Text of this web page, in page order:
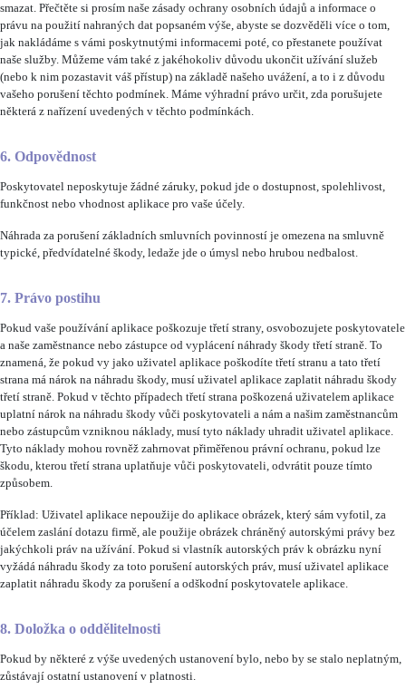
smazat. Přečtěte si prosím naše zásady ochrany osobních údajů a informace o
právu na použití nahraných dat popsaném výše, abyste se dozvěděli více o tom,
jak nakládáme s vámi poskytnutými informacemi poté, co přestanete používat
naše služby. Můžeme vám také z jakéhokoliv důvodu ukončit užívání služeb
(nebo k nim pozastavit váš přístup) na základě našeho uvážení, a to i z důvodu
vašeho porušení těchto podmínek. Máme výhradní právo určit, zda porušujete
některá z nařízení uvedených v těchto podmínkách.
6. Odpovědnost
Poskytovatel neposkytuje žádné záruky, pokud jde o dostupnost, spolehlivost,
funkčnost nebo vhodnost aplikace pro vaše účely.
Náhrada za porušení základních smluvních povinností je omezena na smluvně
typické, předvídatelné škody, ledaže jde o úmysl nebo hrubou nedbalost.
7. Právo postihu
Pokud vaše používání aplikace poškozuje třetí strany, osvobozujete poskytovatele
a naše zaměstnance nebo zástupce od vyplácení náhrady škody třetí straně. To
znamená, že pokud vy jako uživatel aplikace poškodíte třetí stranu a tato třetí
strana má nárok na náhradu škody, musí uživatel aplikace zaplatit náhradu škody
třetí straně. Pokud v těchto případech třetí strana poškozená uživatelem aplikace
uplatní nárok na náhradu škody vůči poskytovateli a nám a našim zaměstnancům
nebo zástupcům vzniknou náklady, musí tyto náklady uhradit uživatel aplikace.
Tyto náklady mohou rovněž zahrnovat přiměřenou právní ochranu, pokud lze
škodu, kterou třetí strana uplatňuje vůči poskytovateli, odvrátit pouze tímto
způsobem.
Příklad: Uživatel aplikace nepoužije do aplikace obrázek, který sám vyfotil, za
účelem zaslání dotazu firmě, ale použije obrázek chráněný autorskými právy bez
jakýchkoli práv na užívání. Pokud si vlastník autorských práv k obrázku nyní
vyžádá náhradu škody za toto porušení autorských práv, musí uživatel aplikace
zaplatit náhradu škody za porušení a odškodní poskytovatele aplikace.
8. Doložka o oddělitelnosti
Pokud by některé z výše uvedených ustanovení bylo, nebo by se stalo neplatným,
zůstávají ostatní ustanovení v platnosti.